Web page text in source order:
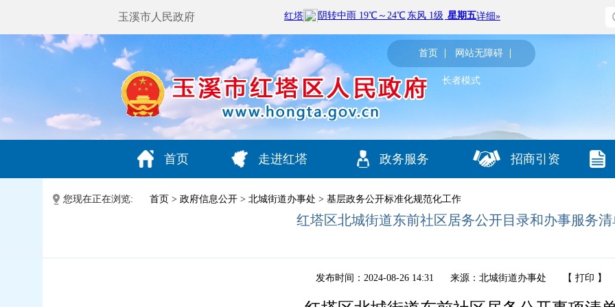
玉溪市人民政府
首页 网站无障碍
长者模式
首页 走进红塔 政务服务 招商引资
您现在正在浏览: 首页 > 政府信息公开 > 北城街道办事处 > 基层政务公开标准化规范化工作
红塔区北城街道东前社区居务公开目录和办事服务清
发布时间：2024-08-26 14:31 来源：北城街道办事处 【 打印 】